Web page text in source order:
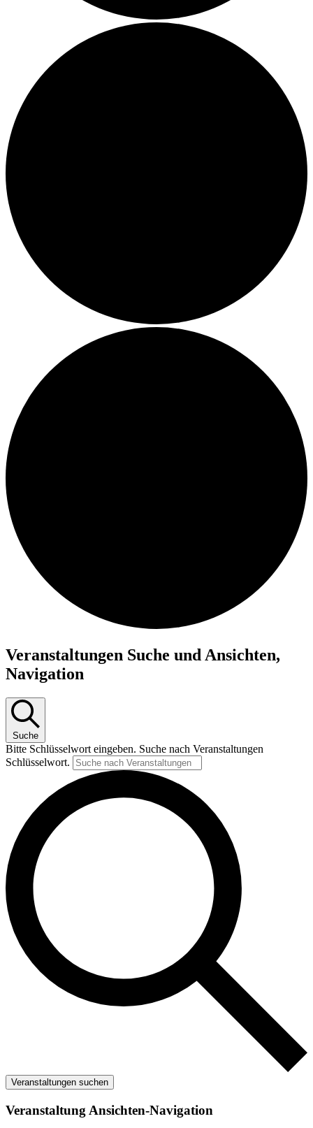
Veranstaltungen
Veranstaltungen Suche und Ansichten,
Navigation
Suche
Bitte Schlüsselwort eingeben. Suche nach Veranstaltungen
Schlüsselwort.
Veranstaltungen suchen
Veranstaltung Ansichten-Navigation